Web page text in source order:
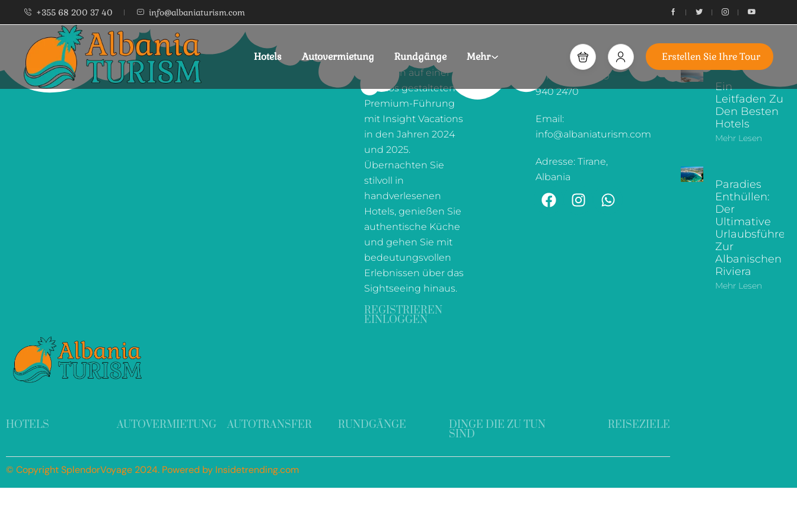
+355 68 200 37 40 info@albaniaturism.com
Hotels Autovermietung Rundgänge Mehr Erstellen Sie Ihre Tour
Entdecken Sie
Albanien auf einer
nahtlos gestalteten
Premium-Führung
mit Insight Vacations
in den Jahren 2024
und 2025.
Übernachten Sie
stilvoll in
handverlesenen
Hotels, genießen Sie
authentische Küche
und gehen Sie mit
bedeutungsvollen
Erlebnissen über das
Sightseeing hinaus.
REGISTRIEREN
EINLOGGEN
ARMATURENBRETT
WUNSCHZETTEL
KONTAKTINFORMATIONEN
Telefon: +355 69
940 2470
Email:
info@albaniaturism.com
Adresse: Tirane,
Albania
IHRE TOUR
ERKUNDEN SIE
UNSEREN BLOG
Ein
Leitfaden Zu
Den Besten
Hotels
Mehr Lesen
Paradies
Enthüllen:
Der
Ultimative
Urlaubsführer
Zur
Albanischen
Riviera
Mehr Lesen
HOTELS AUTOVERMIETUNG AUTOTRANSFER RUNDGÄNGE DINGE DIE ZU TUN
SIND
REISEZIELE
© Copyright SplendorVoyage 2024. Powered by Insidetrending.com